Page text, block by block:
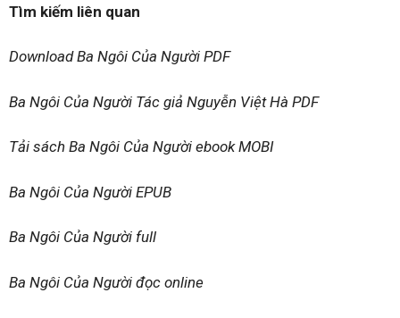
Tìm kiếm liên quan
Download Ba Ngôi Của Người PDF
Ba Ngôi Của Người Tác giả Nguyễn Việt Hà PDF
Tải sách Ba Ngôi Của Người ebook MOBI
Ba Ngôi Của Người EPUB
Ba Ngôi Của Người full
Ba Ngôi Của Người đọc online